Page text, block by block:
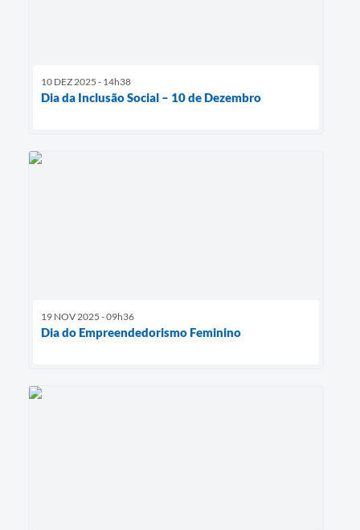
10 DEZ 2025 - 14h38
Dia da Inclusão Social – 10 de Dezembro
19 NOV 2025 - 09h36
Dia do Empreendedorismo Feminino